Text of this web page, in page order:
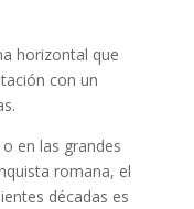
horizontal que
con un
en las grandes
romana, el
décadas es